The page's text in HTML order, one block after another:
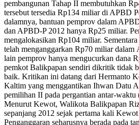
pembangunan Tahap II membutuhkan
tersebut tersedia Rp134 miliar di APBD
dalamnya, bantuan pemprov dalam
dan APBD-P 2012 hanya Rp25 miliar.
mengalokasikan Rp104 miliar.
telah menganggarkan Rp70 miliar
lain pemprov hanya mengucurkan dana
pemkot Balikpapan sendiri dikritik tidak
baik. Kritikan ini datang dari Hermanto
Kaltim yang menggantikan Ihwan Datu
pemilihan II pada pergantian antar-
Menurut Kewot, Walikota Balikpapan
sepanjang 2012 sejak pertama kali
Penganggaran seharusnya berada pada